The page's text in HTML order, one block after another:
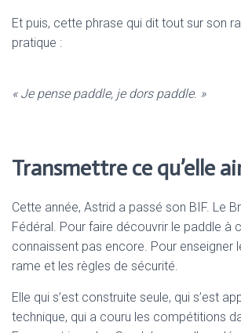
Et puis, cette phrase qui dit tout sur son
pratique :
« Je pense paddle, je dors paddle. »
Transmettre ce qu’elle
Cette année, Astrid a passé son BIF. Le
Fédéral. Pour faire découvrir le paddle à
connaissent pas encore. Pour enseigner
rame et les règles de sécurité.
Elle qui s’est construite seule, qui s’est
technique, qui a couru les compétitions